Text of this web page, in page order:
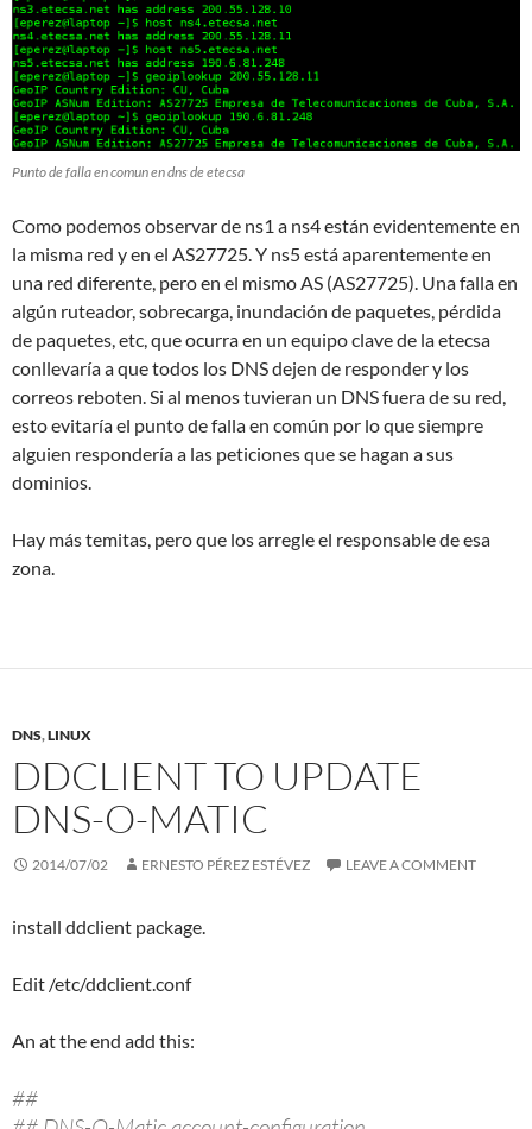
Punto de falla en comun en dns de etecsa
Como podemos observar de ns1 a ns4 están evidentemente en
la misma red y en el AS27725. Y ns5 está aparentemente en
una red diferente, pero en el mismo AS (AS27725). Una falla en
algún ruteador, sobrecarga, inundación de paquetes, pérdida
de paquetes, etc, que ocurra en un equipo clave de la etecsa
conllevaría a que todos los DNS dejen de responder y los
correos reboten. Si al menos tuvieran un DNS fuera de su red,
esto evitaría el punto de falla en común por lo que siempre
alguien respondería a las peticiones que se hagan a sus
dominios.
Hay más temitas, pero que los arregle el responsable de esa
zona.
DNS,LINUX
DDCLIENT TO UPDATE
DNS-O-MATIC
2014/07/02 ERNESTO PÉREZ ESTÉVEZ LEAVE A COMMENT
install ddclient package.
Edit /etc/ddclient.conf
An at the end add this:
##